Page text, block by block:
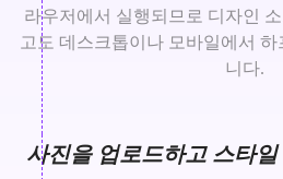
라우저에서 실행되므로 디자인
고도 데스크톱이나 모바일에서
니다.
사진을 업로드하고 스타